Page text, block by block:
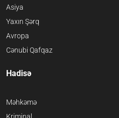
Asiya
Yaxın Şərq
Avropa
Cənubi Qafqaz
Hadisə
Məhkəmə
Kriminal